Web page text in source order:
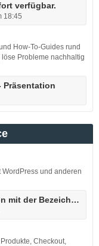
verfügbar.
18:45
How-To-Guides rund
Probleme nachhaltig
Präsentation
und anderen
widerrufen“ ab den 19.06.2026
Checkout,